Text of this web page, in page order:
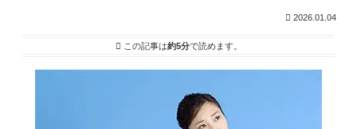
2026.01.04
この記事は約5分で読めます。